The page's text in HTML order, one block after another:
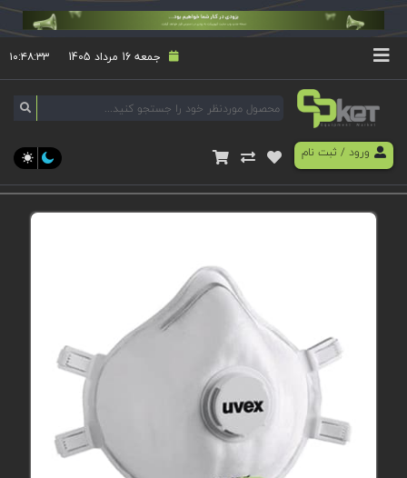
جمعه 16 مرداد 1405 ۱۰:۴۸:۳۴
ورود/ ثبت نام